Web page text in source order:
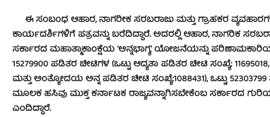
ಈ ಸಂಬಂಧ ಆಹಾರ, ನಾಗರೀಕ ಸರಬರಾಜು ಮತ್ತು ಗ್ರಾಹಕರ
ಕಾರ್ಯದರ್ಶಿಗಳಿಗೆ ಪತ್ರವನ್ನು ಬರೆದಿದ್ದಾರೆ. ಅದರಲ್ಲಿ ಆಹಾರ, ನಾಗರಿಕ
ಸರ್ಕಾರದ ಮಹಾತ್ಮಾಕಾಂಕ್ಷೆಯ ‘ಅನ್ನಭಾಗ್ಯ’ ಯೋಜನೆಯನ್ನು
15279900 ಪಡಿತರ ಚೀಟಿಗಳ (ಒಟ್ಟು ಆದ್ಯತಾ ಪಡಿತರ ಚೀಟಿ ಸಂಖ್ಯೆ:
ಮತ್ತು ಅಂತ್ಯೋದಯ ಅನ್ನ ಪಡಿತರ ಚೀಟಿ ಸಂಖ್ಯೆ:1088431), ಒಟ್ಟು
ಮೂಲಕ ಹಸಿವು ಮುಕ್ತ ಕರ್ನಾಟಕ ರಾಜ್ಯವನ್ನಾಗಿಸಬೇಕೆಂಬ ಸರ್ಕಾರದ
ಎಂದಿದ್ದಾರೆ.